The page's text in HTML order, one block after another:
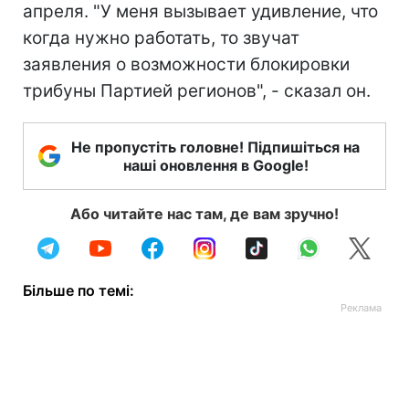
апреля. "У меня вызывает удивление, что
когда нужно работать, то звучат
заявления о возможности блокировки
трибуны Партией регионов", - сказал он.
Не пропустіть головне! Підпишіться на
наші оновлення в Google!
Або читайте нас там, де вам зручно!
Більше по темі: